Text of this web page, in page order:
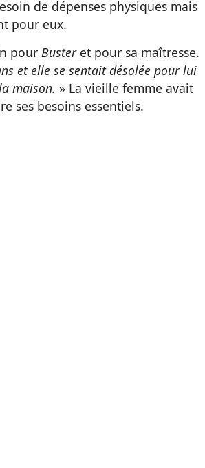
de dépenses physiques mais
pour eux.
pour Busteret pour sa maîtresse.
et elle se sentait désolée pour lui
maison. » La vieille femme avait
ses besoins essentiels.